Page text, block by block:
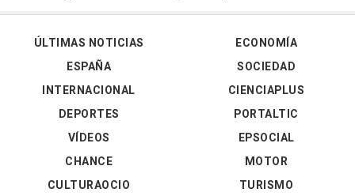
ÚLTIMAS NOTICIAS
ESPAÑA
INTERNACIONAL
DEPORTES
VÍDEOS
ECONOMÍA
SOCIEDAD
CIENCIAPLUS
PORTALTIC
EPSOCIAL
CHANCE
CULTURAOCIO
MOTOR
TURISMO